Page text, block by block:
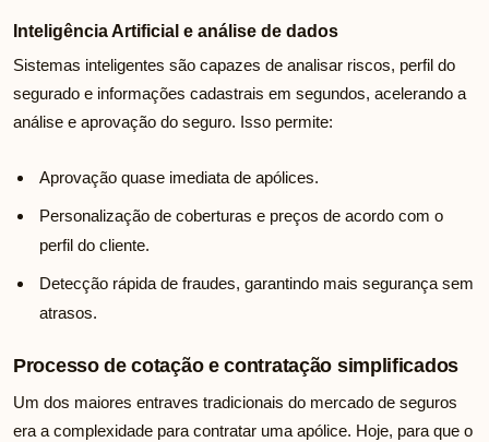
Inteligência Artificial e análise de dados
Sistemas inteligentes são capazes de analisar riscos, perfil do
segurado e informações cadastrais em segundos, acelerando a
análise e aprovação do seguro. Isso permite:
Aprovação quase imediata de apólices.
Personalização de coberturas e preços de acordo com o
perfil do cliente.
Detecção rápida de fraudes, garantindo mais segurança sem
atrasos.
Processo de cotação e contratação simplificados
Um dos maiores entraves tradicionais do mercado de seguros
era a complexidade para contratar uma apólice. Hoje, para que o